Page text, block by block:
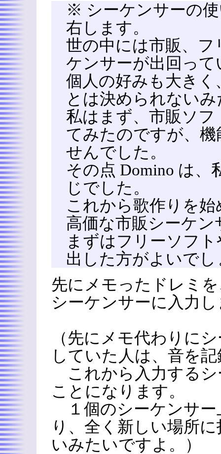
※ シーケンサーの
右します。
世の中には市販、
ケンサーが出回っ
個人の好みも大き
とは決められない
私はまず、市販ソ
てみたのですが、
せんでした。
その点 Domino は、
じでした。
これから歌作りを
高価な市販シーケ
まずはフリーソフ
出した方がよいでし
先にメモったドレミ
シーケンサーに入力
（先にメモ代わりに
していた人は、音を
これから入力するシ
ことになります。
１個のシーケンサー
り、全く新しい場所
いみたいですよ。）